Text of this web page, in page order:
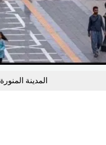
المدينة المنورة